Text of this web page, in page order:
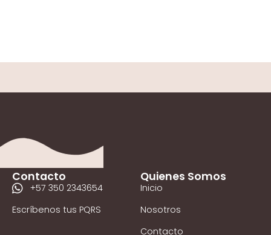
Contacto
+57 350 2343654
Escríbenos tus PQRS
Quienes Somos
Inicio
Nosotros
Contacto